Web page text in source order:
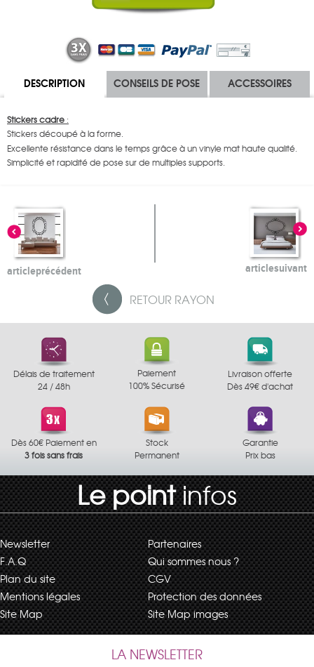
DESCRIPTION CONSEILS DE POSE ACCESSOIRES
Stickers cadre :
Stickers découpé à la forme.
Excellente résistance dans le temps grâce à un vinyle mat haute qualité.
Simplicité et rapidité de pose sur de multiples supports.
articleprécédent articlesuivant
RETOUR RAYON
Délais de traitement
24 / 48h
Paiement
100% Sécurisé
Livraison offerte
Dès 49€ d'achat
Dès 60€ Paiement en
3 fois sans frais
Stock
Permanent
Garantie
Prix bas
Le pointinfos
Newsletter
Partenaires
F.A.Q
Qui sommes nous ?
Plan du site
CGV
Mentions légales
Protection des données
Site Map
Site Map images
LA NEWSLETTER